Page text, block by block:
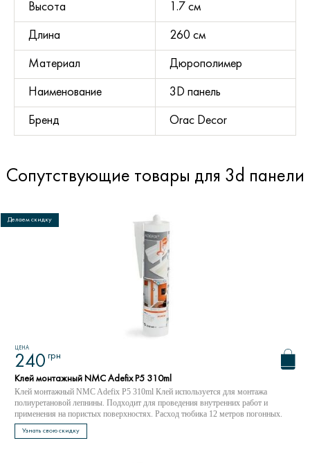
Высота 1.7 см
Длина 260 см
Материал Дюрополимер
Наименование 3D панель
Бренд Orac Decor
Сопутствующие товары для 3d панели
ЦЕНА
240 грн
Клей монтажный NMC Adefix P5 310ml
Клей монтажный NMC Adefix P5 310ml Клей используется для монтажа
полиуретановой лепнины. Подходит для проведения внутренних работ и
применения на пористых поверхностях. Расход тюбика 12 метров погонных.
Узнать свою скидку
Делаем скидку